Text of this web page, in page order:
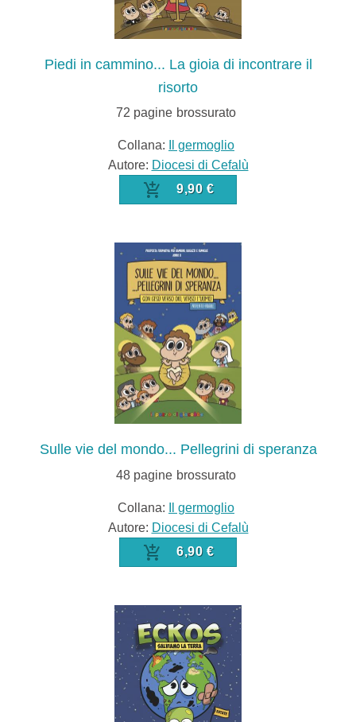
Piedi in cammino... La gioia di incontrare il
risorto
72 pagine brossurato
Collana:
Il germoglio
Autore: Diocesi di Cefalù
9,90 €
Sulle vie del mondo... Pellegrini di speranza
48 pagine brossurato
Collana:
Il germoglio
Autore: Diocesi di Cefalù
6,90 €